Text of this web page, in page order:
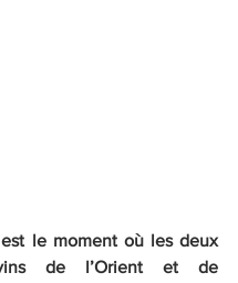
le moment où les deux
de l’Orient et de